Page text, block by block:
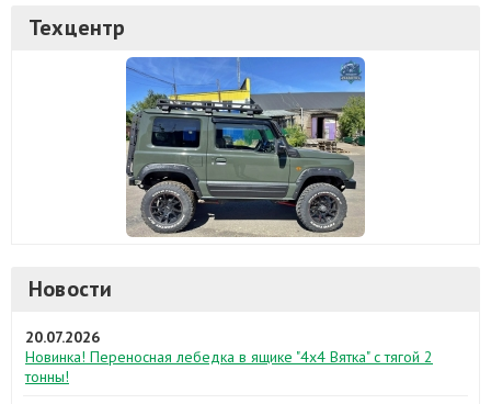
Техцентр
Новости
20.07.2026
Новинка! Переносная лебедка в ящике "4х4 Вятка" с тягой 2
тонны!